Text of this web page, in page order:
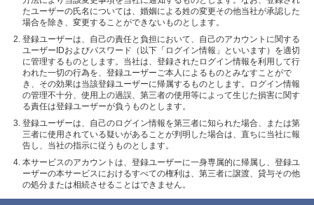
たユーザーの氏名については、婚姻による姓の変更その他当社が承認した
場合を除き、変更することができないものとします。
登録ユーザーは、自己の責任と負担において、自己のアカウントに関する
ユーザーIDおよびパスワード（以下「ログイン情報」といいます）を適切
に管理するものとします。当社は、登録されたログイン情報を利用して行
われた一切の行為を、登録ユーザーご本人によるものとみなすことがで
き、その効果は当該登録ユーザーに帰属するものとします。ログイン情報
の管理不十分、使用上の過誤、第三者の使用等によって生じた損害に関す
る責任は登録ユーザーが負うものとします。
登録ユーザーは、自己のログイン情報を第三者に知られた場合、または第
三者に使用されている疑いがあることが判明した場合は、直ちに当社に報
告し、当社の指示に従うものとします。
本サービスのアカウントは、登録ユーザーに一身専属的に帰属し、登録ユ
ーザーの本サービスにおけるすべての権利は、第三者に譲渡、貸与その他
の処分または相続させることはできません。